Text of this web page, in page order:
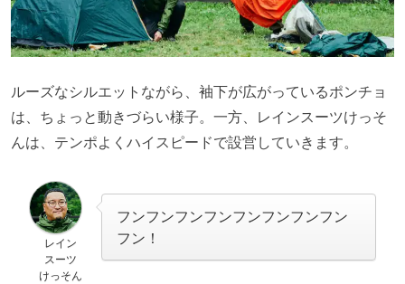
ルーズなシルエットながら、袖下が広がっているポンチョ
は、ちょっと動きづらい様子。一方、レインスーツけっそ
んは、テンポよくハイスピードで設営していきます。
レイン
スーツ
けっそん
フンフンフンフンフンフンフンフン
フン！